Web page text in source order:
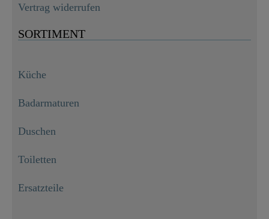
Vertrag widerrufen
SORTIMENT
Küche
Badarmaturen
Duschen
Toiletten
Ersatzteile